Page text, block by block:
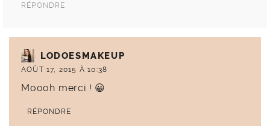
RÉPONDRE
LODOESMAKEUP
AOÛT 17, 2015 À 10:38
Moooh merci ! 😀
RÉPONDRE